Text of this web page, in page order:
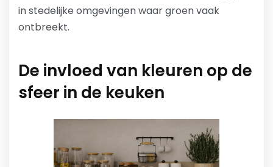
in stedelijke omgevingen waar groen vaak
ontbreekt.
De invloed van kleuren op de
sfeer in de keuken